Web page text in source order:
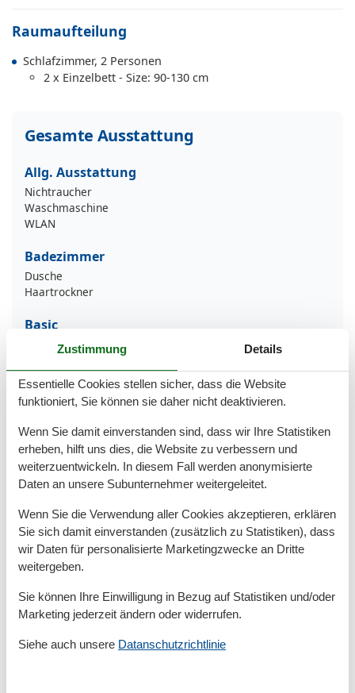
Raumaufteilung
Schlafzimmer, 2 Personen
2 x Einzelbett - Size: 90-130 cm
Gesamte Ausstattung
Allg. Ausstattung
Nichtraucher
Waschmaschine
WLAN
Badezimmer
Dusche
Haartrockner
Basic
Entfernung
Haustiere
Haustiere nicht erlaubt
Kein Hund
Küche
Gefrierfach
Geschirrspülmaschine
Glas-/Cerankochfeld
Kühlschrank
Toaster
Zustimmung Details
Essentielle Cookies stellen sicher, dass die Website
funktioniert, Sie können sie daher nicht deaktivieren.
Wenn Sie damit einverstanden sind, dass wir Ihre Statistiken
erheben, hilft uns dies, die Website zu verbessern und
weiterzuentwickeln. In diesem Fall werden anonymisierte
Daten an unsere Subunternehmer weitergeleitet.
Wenn Sie die Verwendung aller Cookies akzeptieren, erklären
Sie sich damit einverstanden (zusätzlich zu Statistiken), dass
wir Daten für personalisierte Marketingzwecke an Dritte
weitergeben.
Sie können Ihre Einwilligung in Bezug auf Statistiken und/oder
Marketing jederzeit ändern oder widerrufen.
Siehe auch unsere Datanschutzrichtlinie